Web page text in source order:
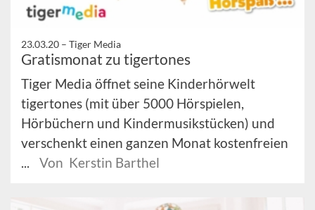
23.03.20 – Tiger Media
Gratismonat zu tigertones
Tiger Media öffnet seine Kinderhörwelt
tigertones (mit über 5000 Hörspielen,
Hörbüchern und Kindermusikstücken) und
verschenkt einen ganzen Monat kostenfreien
...
Von Kerstin Barthel